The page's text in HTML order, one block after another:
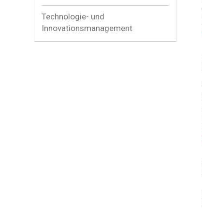
Technologie- und
Innovationsmanagement